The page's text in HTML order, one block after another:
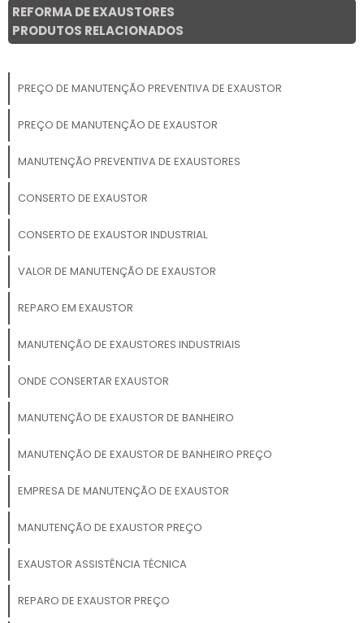
REFORMA DE EXAUSTORES
PRODUTOS RELACIONADOS
PREÇO DE MANUTENÇÃO PREVENTIVA DE EXAUSTOR
PREÇO DE MANUTENÇÃO DE EXAUSTOR
MANUTENÇÃO PREVENTIVA DE EXAUSTORES
CONSERTO DE EXAUSTOR
CONSERTO DE EXAUSTOR INDUSTRIAL
VALOR DE MANUTENÇÃO DE EXAUSTOR
REPARO EM EXAUSTOR
MANUTENÇÃO DE EXAUSTORES INDUSTRIAIS
ONDE CONSERTAR EXAUSTOR
MANUTENÇÃO DE EXAUSTOR DE BANHEIRO
MANUTENÇÃO DE EXAUSTOR DE BANHEIRO PREÇO
EMPRESA DE MANUTENÇÃO DE EXAUSTOR
MANUTENÇÃO DE EXAUSTOR PREÇO
EXAUSTOR ASSISTÊNCIA TÉCNICA
REPARO DE EXAUSTOR PREÇO